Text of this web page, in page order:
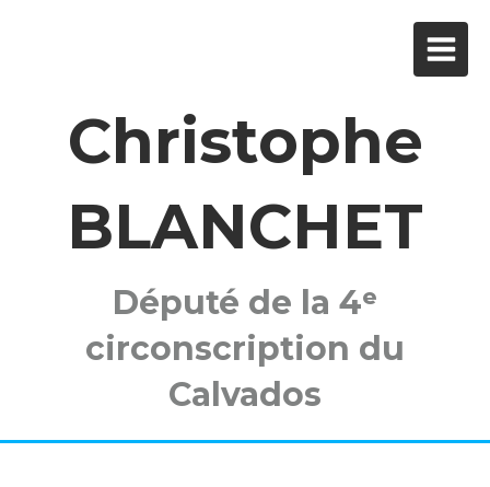
Christophe
BLANCHET
Député de la 4ᵉ
circonscription du
Calvados